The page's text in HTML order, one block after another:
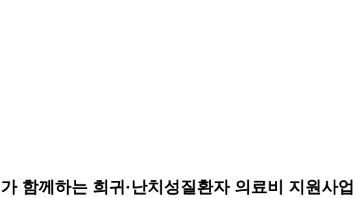
함께하는 희귀·난치성질환자 의료비 지원사